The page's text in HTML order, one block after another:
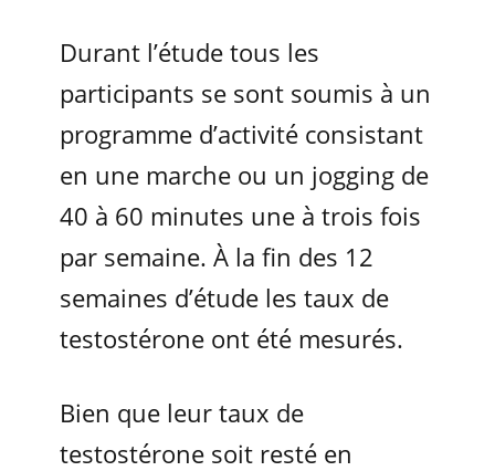
Durant l’étude tous les
participants se sont soumis à un
programme d’activité consistant
en une marche ou un jogging de
40 à 60 minutes une à trois fois
par semaine. À la fin des 12
semaines d’étude les taux de
testostérone ont été mesurés.
Bien que leur taux de
testostérone soit resté en